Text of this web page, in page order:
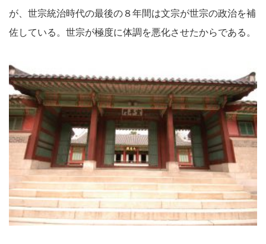
が、世宗統治時代の最後の８年間は文宗が世宗の政治を補
佐している。世宗が極度に体調を悪化させたからである。